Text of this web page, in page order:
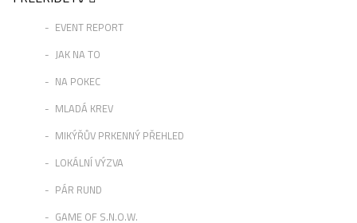
EVENT REPORT
JAK NA TO
NA POKEC
MLADÁ KREV
MIKÝŘŮV PRKENNÝ PŘEHLED
LOKÁLNÍ VÝZVA
PÁR RUND
GAME OF S.N.O.W.